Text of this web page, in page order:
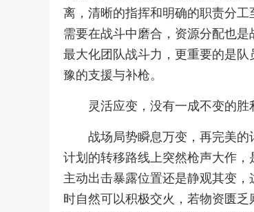
离，清晰的指挥和明确的职责分
需要在战斗中磨合，资源分配也
最大化团队战斗力，更重要的是
豫的支援与补枪。
灵活应变，没有一成不变的胜
战场局势瞬息万变，再完美
计划的转移路线上突然枪声大作
主动出击暴露位置还是静观其变
时自然可以积极交火，若物资匮